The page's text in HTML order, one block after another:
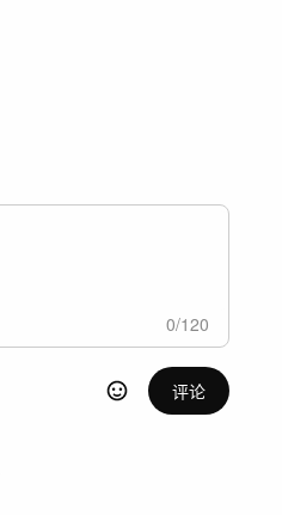
0/120
评论